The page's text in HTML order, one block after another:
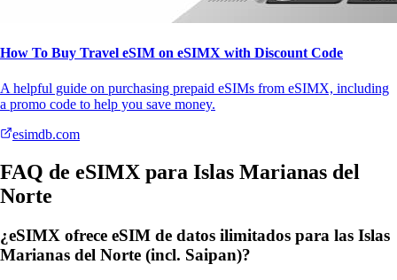
How To Buy Travel eSIM on eSIMX with Discount Code
A helpful guide on purchasing prepaid eSIMs from eSIMX, including
a promo code to help you save money.
esimdb.com
FAQ de eSIMX para Islas Marianas del
Norte
¿eSIMX ofrece eSIM de datos ilimitados para las Islas
Marianas del Norte (incl. Saipan)?